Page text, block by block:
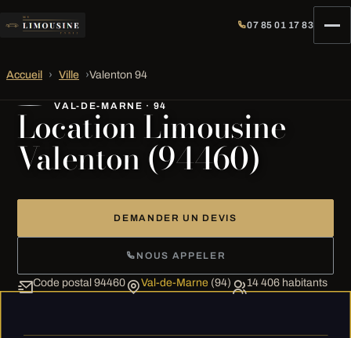
07 85 01 17 83
Accueil › Ville ›Valenton 94
VAL-DE-MARNE · 94
Location Limousine
Valenton (94460)
DEMANDER UN DEVIS
NOUS APPELER
Code postal 94460 Val-de-Marne (94) 14 406 habitants